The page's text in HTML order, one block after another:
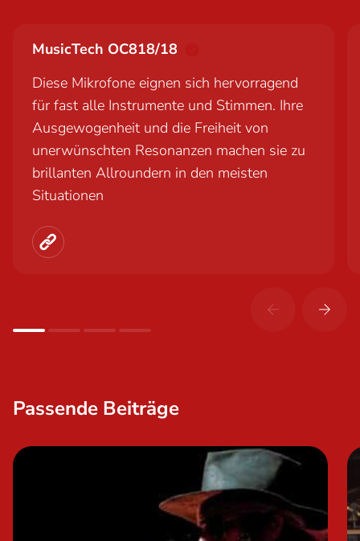
MusicTech OC818/18
Diese Mikrofone eignen sich hervorragend
für fast alle Instrumente und Stimmen. Ihre
Ausgewogenheit und die Freiheit von
unerwünschten Resonanzen machen sie zu
brillanten Allroundern in den meisten
Situationen
Review Link of MusicTech
Passende Beiträge